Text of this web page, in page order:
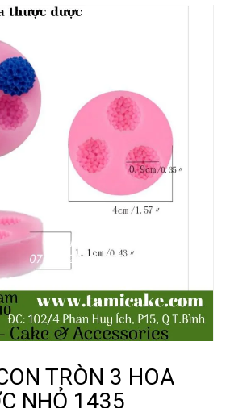
TRÒN 3 HOA
NHỎ 1435